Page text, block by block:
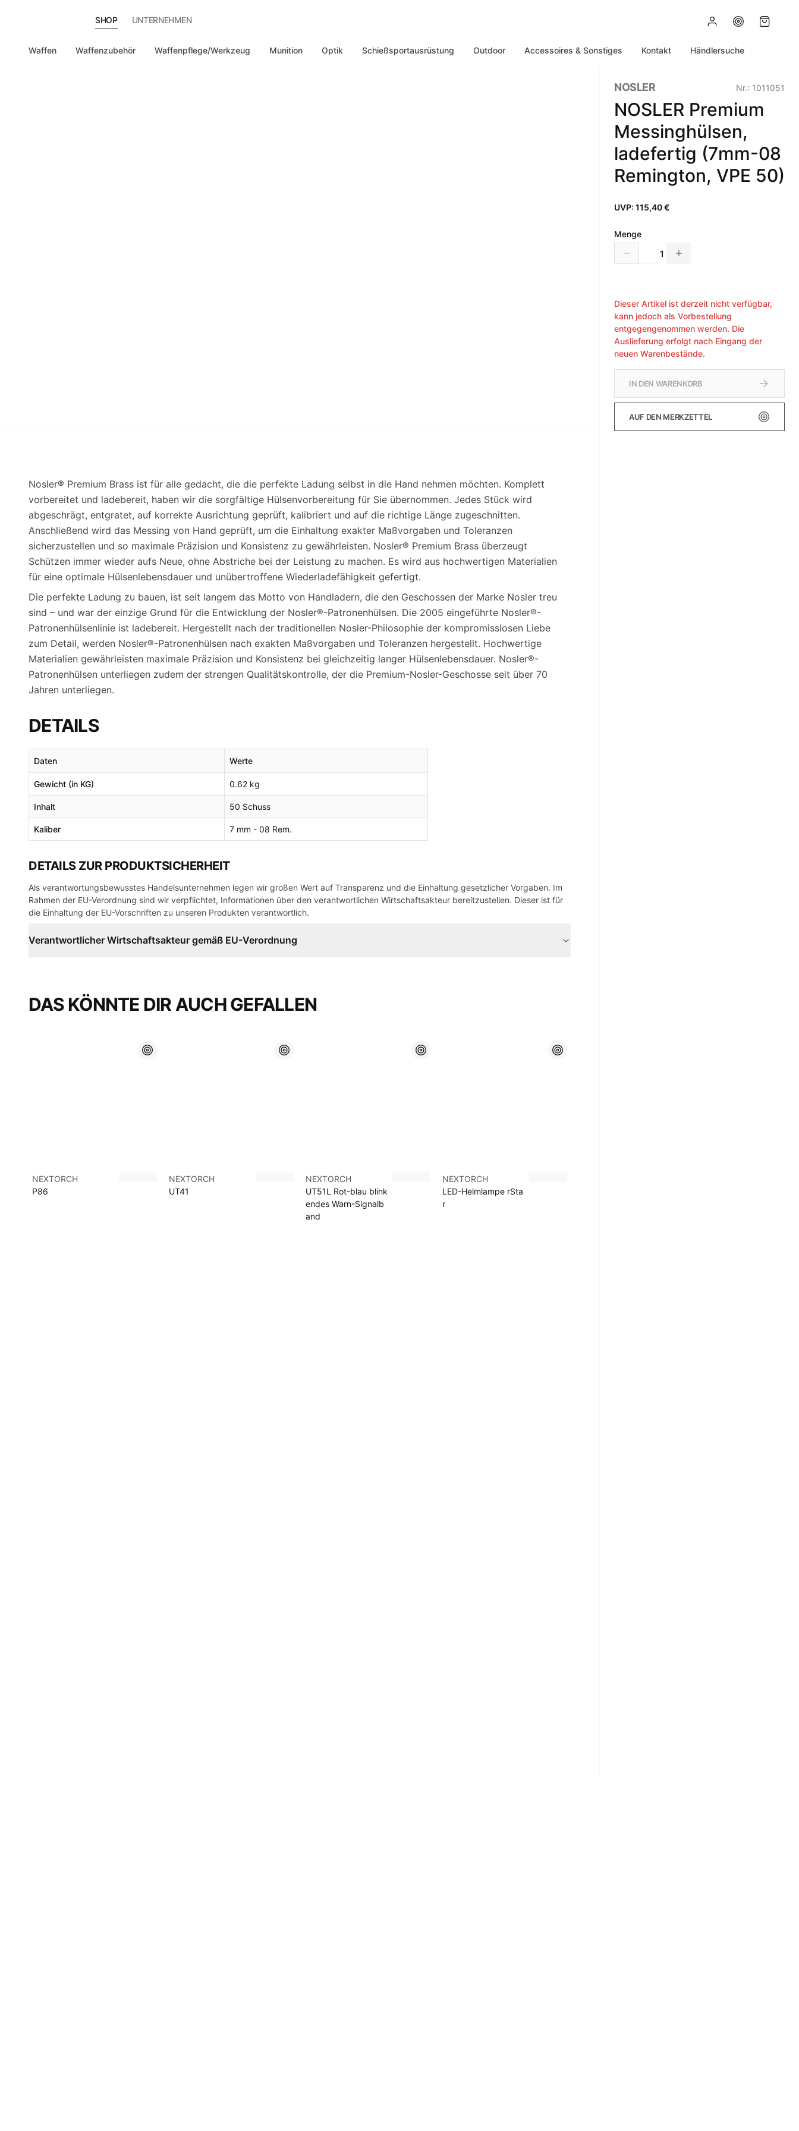
SHOP UNTERNEHMEN
Waffen Waffenzubehör Waffenpflege/Werkzeug Munition Optik Schießsportausrüstung Outdoor Accessoires & Sonstiges Kontakt Händlersuche
Nosler® Premium Brass ist für alle gedacht, die die perfekte Ladung selbst in die Hand nehmen möchten. Komplett
vorbereitet und ladebereit, haben wir die sorgfältige Hülsenvorbereitung für Sie übernommen. Jedes Stück wird
abgeschrägt, entgratet, auf korrekte Ausrichtung geprüft, kalibriert und auf die richtige Länge zugeschnitten.
Anschließend wird das Messing von Hand geprüft, um die Einhaltung exakter Maßvorgaben und Toleranzen
sicherzustellen und so maximale Präzision und Konsistenz zu gewährleisten. Nosler® Premium Brass überzeugt
Schützen immer wieder aufs Neue, ohne Abstriche bei der Leistung zu machen. Es wird aus hochwertigen Materialien
für eine optimale Hülsenlebensdauer und unübertroffene Wiederladefähigkeit gefertigt.
Die perfekte Ladung zu bauen, ist seit langem das Motto von Handladern, die den Geschossen der Marke Nosler treu
sind – und war der einzige Grund für die Entwicklung der Nosler®-Patronenhülsen. Die 2005 eingeführte Nosler®-
Patronenhülsenlinie ist ladebereit. Hergestellt nach der traditionellen Nosler-Philosophie der kompromisslosen Liebe
zum Detail, werden Nosler®-Patronenhülsen nach exakten Maßvorgaben und Toleranzen hergestellt. Hochwertige
Materialien gewährleisten maximale Präzision und Konsistenz bei gleichzeitig langer Hülsenlebensdauer. Nosler®-
Patronenhülsen unterliegen zudem der strengen Qualitätskontrolle, der die Premium-Nosler-Geschosse seit über 70
Jahren unterliegen.
DETAILS
Daten Werte
Gewicht (in KG) 0.62 kg
Inhalt 50 Schuss
Kaliber 7 mm - 08 Rem.
DETAILS ZUR PRODUKTSICHERHEIT
Als verantwortungsbewusstes Handelsunternehmen legen wir großen Wert auf Transparenz und die Einhaltung gesetzlicher Vorgaben. Im
Rahmen der EU-Verordnung sind wir verpflichtet, Informationen über den verantwortlichen Wirtschaftsakteur bereitzustellen. Dieser ist für
die Einhaltung der EU-Vorschriften zu unseren Produkten verantwortlich.
Verantwortlicher Wirtschaftsakteur gemäß EU-Verordnung
DAS KÖNNTE DIR AUCH GEFALLEN
NEXTORCH
P86
NEXTORCH
UT41
NEXTORCH
UT51L Rot-blau blink
endes Warn-Signalb
and
NEXTORCH
LED-Helmlampe rSta
r
NOSLER Nr.: 1011051
NOSLER Premium
Messinghülsen,
ladefertig (7mm-08
Remington, VPE 50)
UVP: 115,40 €
Menge
Dieser Artikel ist derzeit nicht verfügbar,
kann jedoch als Vorbestellung
entgegengenommen werden. Die
Auslieferung erfolgt nach Eingang der
neuen Warenbestände.
IN DEN WARENKORB
AUF DEN MERKZETTEL